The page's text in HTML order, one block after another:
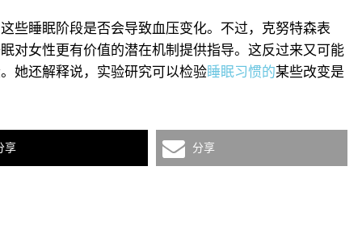
些睡眠阶段是否会导致血压变化。不过，克努特森表
对女性更有价值的潜在机制提供指导。这反过来又可能
她还解释说，实验研究可以检验睡眠习惯的某些改变是
享 分享